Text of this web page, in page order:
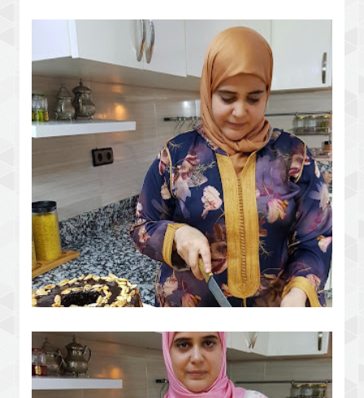
المسمن اللي دار حالة كيكة الريشة
بالكريمة
طورطة باردة بدون فرن